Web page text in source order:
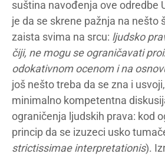
suština navođenja ove odredbe
je da se skrene pažnja na nešto
zaista svima na srcu: ljudsko
čiji, ne mogu se ograničavati
odokativnom ocenom i na
još nešto treba da se zna i
minimalno kompetentna
ograničenja ljudskih prava: kod
princip da se izuzeci usko
strictissimae interpretationis).